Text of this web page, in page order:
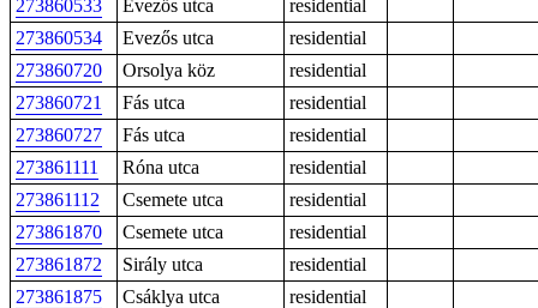
273860533
Evezős utca
residential
273860534
Evezős utca
residential
273860720
Orsolya köz
residential
273860721
Fás utca
residential
273860727
Fás utca
residential
273861111
Róna utca
residential
273861112
Csemete utca
residential
273861870
Csemete utca
residential
273861872
Sirály utca
residential
273861875
Csáklya utca
residential